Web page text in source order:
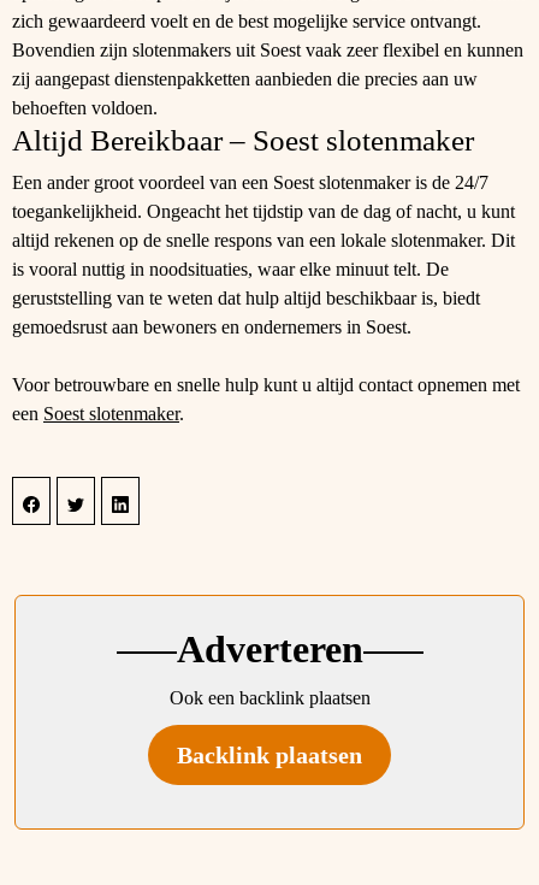
zich gewaardeerd voelt en de best mogelijke service ontvangt.
Bovendien zijn slotenmakers uit Soest vaak zeer flexibel en kunnen
zij aangepast dienstenpakketten aanbieden die precies aan uw
behoeften voldoen.
Altijd Bereikbaar – Soest slotenmaker
Een ander groot voordeel van een Soest slotenmaker is de 24/7
toegankelijkheid. Ongeacht het tijdstip van de dag of nacht, u kunt
altijd rekenen op de snelle respons van een lokale slotenmaker. Dit
is vooral nuttig in noodsituaties, waar elke minuut telt. De
geruststelling van te weten dat hulp altijd beschikbaar is, biedt
gemoedsrust aan bewoners en ondernemers in Soest.
Voor betrouwbare en snelle hulp kunt u altijd contact opnemen met
een Soest slotenmaker.
Adverteren
Ook een backlink plaatsen
Backlink plaatsen